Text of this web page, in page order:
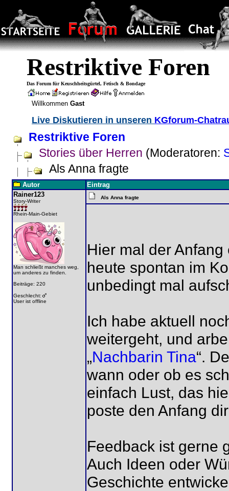
Restriktive Foren
Das Forum für Keuschheitsgürtel, Fetisch & Bondage
Willkommen Gast
Live Diskutieren in unseren KGforum-
Restriktive Foren
Stories über Herren (Moderatoren:
Als Anna fragte
Autor
Eintrag
Rainer123
Story-Writer
Rhein-Main-Gebiet
Man schließt manches weg,
um anderes zu finden.
Beiträge: 220
Geschlecht:
User ist offline
Als Anna fragte
Hier mal der
heute spontan im
unbedingt mal
Ich habe aktuell
weitergeht, und
„Nachbarin Tina“.
wann oder ob es
einfach Lust, das
poste den Anfang
Feedback ist gerne
Auch Ideen oder
Geschichte